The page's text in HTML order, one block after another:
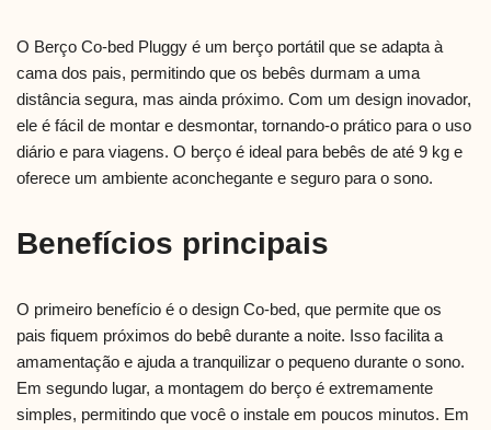
O Berço Co-bed Pluggy é um berço portátil que se adapta à
cama dos pais, permitindo que os bebês durmam a uma
distância segura, mas ainda próximo. Com um design inovador,
ele é fácil de montar e desmontar, tornando-o prático para o uso
diário e para viagens. O berço é ideal para bebês de até 9 kg e
oferece um ambiente aconchegante e seguro para o sono.
Benefícios principais
O primeiro benefício é o design Co-bed, que permite que os
pais fiquem próximos do bebê durante a noite. Isso facilita a
amamentação e ajuda a tranquilizar o pequeno durante o sono.
Em segundo lugar, a montagem do berço é extremamente
simples, permitindo que você o instale em poucos minutos. Em